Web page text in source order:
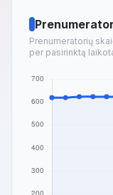
Prenumeratorių
per pasirinktą